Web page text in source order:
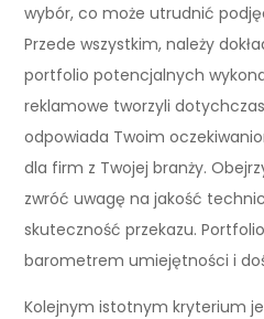
wybór, co może utrudnić
Przede wszystkim, należy
portfolio potencjalnych
reklamowe tworzyli
odpowiada Twoim
dla firm z Twojej branży.
zwróć uwagę na jakość
skuteczność przekazu.
barometrem umiejętności i
Kolejnym istotnym kryterium